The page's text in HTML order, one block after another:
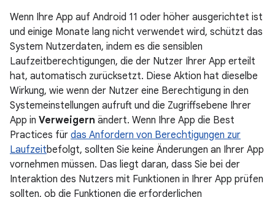
Wenn Ihre App auf Android 11 oder höher ausgerichtet ist
und einige Monate lang nicht verwendet wird, schützt das
System Nutzerdaten, indem es die sensiblen
Laufzeitberechtigungen, die der Nutzer Ihrer App erteilt
hat, automatisch zurücksetzt. Diese Aktion hat dieselbe
Wirkung, wie wenn der Nutzer eine Berechtigung in den
Systemeinstellungen aufruft und die Zugriffsebene Ihrer
App in Verweigern ändert. Wenn Ihre App die Best
Practices für das Anfordern von Berechtigungen zur
Laufzeitbefolgt, sollten Sie keine Änderungen an Ihrer App
vornehmen müssen. Das liegt daran, dass Sie bei der
Interaktion des Nutzers mit Funktionen in Ihrer App prüfen
sollten, ob die Funktionen die erforderlichen